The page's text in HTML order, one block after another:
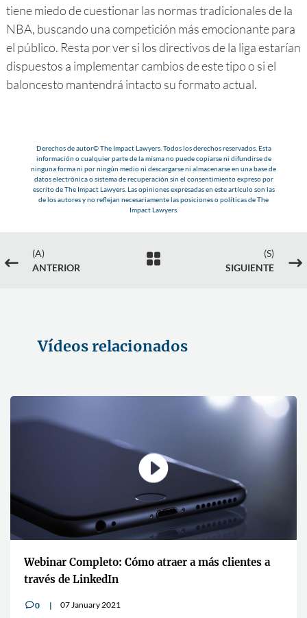
tiene miedo de cuestionar las normas tradicionales de la
NBA, buscando una competición más emocionante para
el público. Resta por ver si los directivos de la liga estarían
dispuestos a implementar cambios de este tipo o si el
baloncesto mantendrá intacto su formato actual.
Derechos de autor© The Impact Lawyers. Todos los derechos reservados. Esta
información o cualquier parte de la misma no puede copiarse ni difundirse de
ninguna forma ni por ningún medio ni descargarse ni almacenarse en una base de
datos electrónica o sistema de recuperación sin el consentimiento expreso por
escrito de The Impact Lawyers. Las opiniones expresadas en este artículo son las
de los autores y no reflejan necesariamente las posiciones o políticas de The
Impact Lawyers.
#
(A)
ANTERIOR

(S)
SIGUIENTE
$
Vídeos relacionados
Webinar Completo: Cómo atraer a más clientes a
través de LinkedIn
v0 07 January 2021